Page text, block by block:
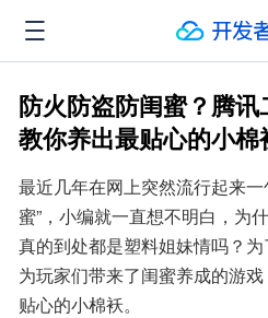
防火防盗防闺蜜？腾讯
教你养出最贴心的小棉
最近几年在网上突然流行起来
蜜”，小编就一直想不明白，为
真的到处都是塑料姐妹情吗？
为玩家们带来了闺蜜养成的游
贴心的小棉袄。